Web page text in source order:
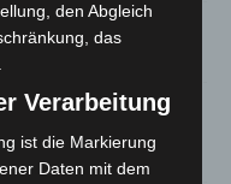
Market“ erhoben
bei
den Abgleich
das
Verarbeitung
ist die Markierung
Daten mit dem